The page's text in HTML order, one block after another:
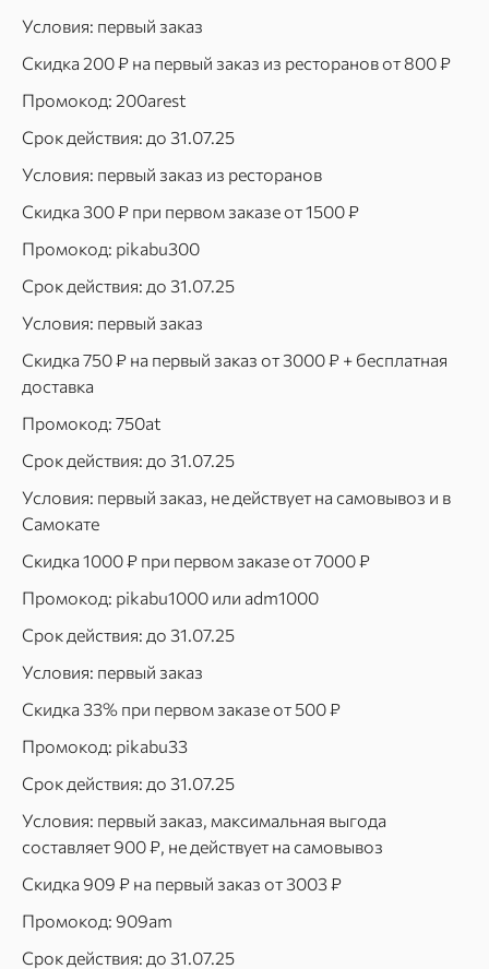
Условия: первый заказ
Скидка 200 ₽ на первый заказ из ресторанов от 800 ₽
Промокод: 200arest
Срок действия: до 31.07.25
Условия: первый заказ из ресторанов
Скидка 300 ₽ при первом заказе от 1500 ₽
Промокод: pikabu300
Срок действия: до 31.07.25
Условия: первый заказ
Скидка 750 ₽ на первый заказ от 3000 ₽ + бесплатная
доставка
Промокод: 750at
Срок действия: до 31.07.25
Условия: первый заказ, не действует на самовывоз и в
Самокате
Скидка 1000 ₽ при первом заказе от 7000 ₽
Промокод: pikabu1000 или adm1000
Срок действия: до 31.07.25
Условия: первый заказ
Скидка 33% при первом заказе от 500 ₽
Промокод: pikabu33
Срок действия: до 31.07.25
Условия: первый заказ, максимальная выгода
составляет 900 ₽, не действует на самовывоз
Скидка 909 ₽ на первый заказ от 3003 ₽
Промокод: 909am
Срок действия: до 31.07.25